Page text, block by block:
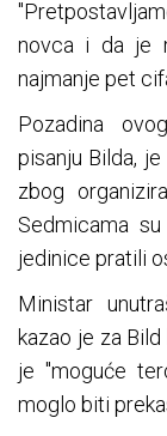
novca i da je
najmanje pet
Pozadina
pisanju Bilda,
zbog
Sedmicama
jedinice pratili
Ministar
kazao je za
je "moguće
moglo biti